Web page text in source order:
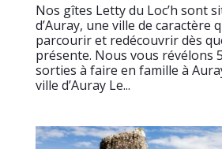
Nos gîtes Letty du Loc’h sont
d’Auray, une ville de caractère
parcourir et redécouvrir dès
présente. Nous vous révélons
sorties à faire en famille à
ville d’Auray Le...